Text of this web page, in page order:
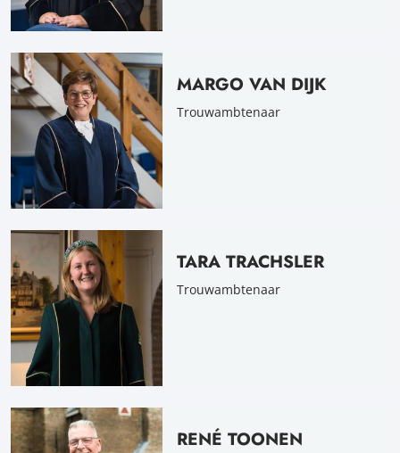
MARGO VAN DIJK
Trouwambtenaar
TARA TRACHSLER
Trouwambtenaar
RENÉ TOONEN